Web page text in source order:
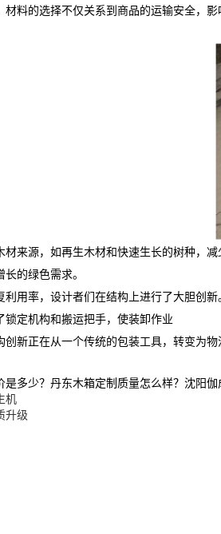
材料的选择不仅关系到商品的运输安全，
来源，如再生木材和快速生长的树种，
的绿色需求。
用率，设计者们在结构上进行了大胆创
定机构和搬运把手，使装卸作业
新正在从一个传统的包装工具，转变为
多少？丹东木箱定制质量怎么样？沈阳
机
升级